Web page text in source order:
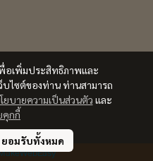
พื่อเพิ่มประสิทธิภาพและ
บไซต์ของท่าน ท่านสามารถ
ยบายความเป็นส่วนตัว และ
คุกกี้
ยอมรับทั้งหมด